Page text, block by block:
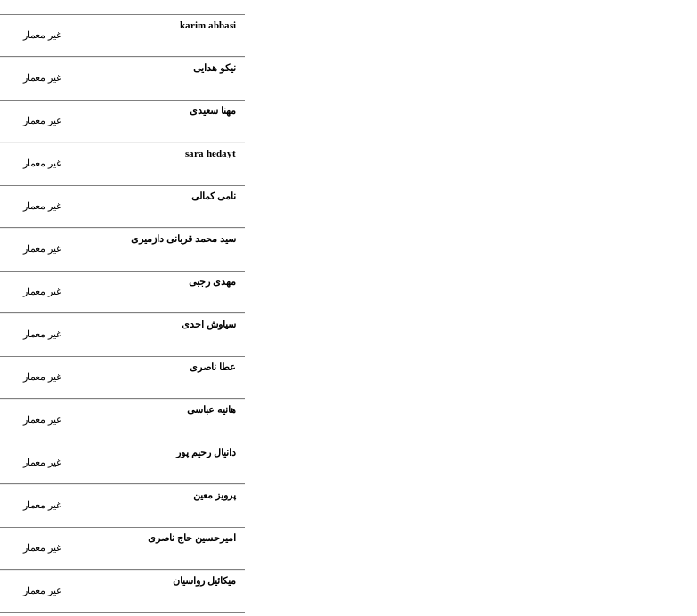
karim abbasi
غير معمار
نیکو هدایی
غير معمار
مهنا سعیدی
غير معمار
sara hedayt
غير معمار
نامی کمالی
غير معمار
سید محمد قربانی دازمیری
غير معمار
مهدی رجبی
غير معمار
سیاوش احدی
غير معمار
عطا ناصری
غير معمار
هانیه عباسی
غير معمار
دانیال رحیم پور
غير معمار
پرویز معین
غير معمار
امیرحسین حاج ناصری
غير معمار
میکائیل رواسیان
غير معمار